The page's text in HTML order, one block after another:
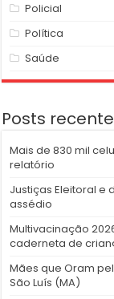
Policial
Política
Saúde
Posts
Mais de 830 mil
relatório
Justiças Eleitoral
assédio
Multivacinação
caderneta de
Mães que Oram
São Luís (MA)